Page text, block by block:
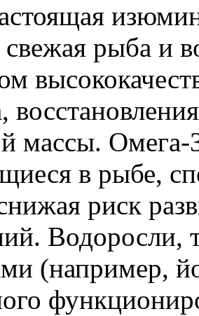
свежая рыба и
массы. Омега-
в рыбе,
риск
Водоросли,
(например,